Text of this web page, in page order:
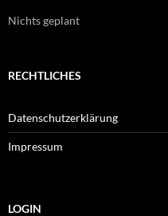
Nichts geplant
RECHTLICHES
Datenschutzerklärung
Impressum
LOGIN